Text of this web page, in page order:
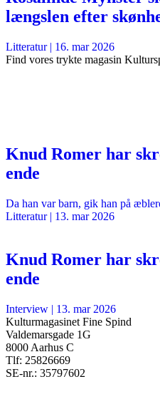
længslen efter
Litteratur| 16. mar 2026
Find vores trykte magasin
Knud Romer har
ende
Da han var barn, gik han på
Litteratur| 13. mar 2026
Knud Romer har
ende
Interview | 13. mar 2026
Kulturmagasinet Fine Spind
Valdemarsgade 1G
8000 Aarhus C
Tlf: 25826669
SE-nr.: 35797602